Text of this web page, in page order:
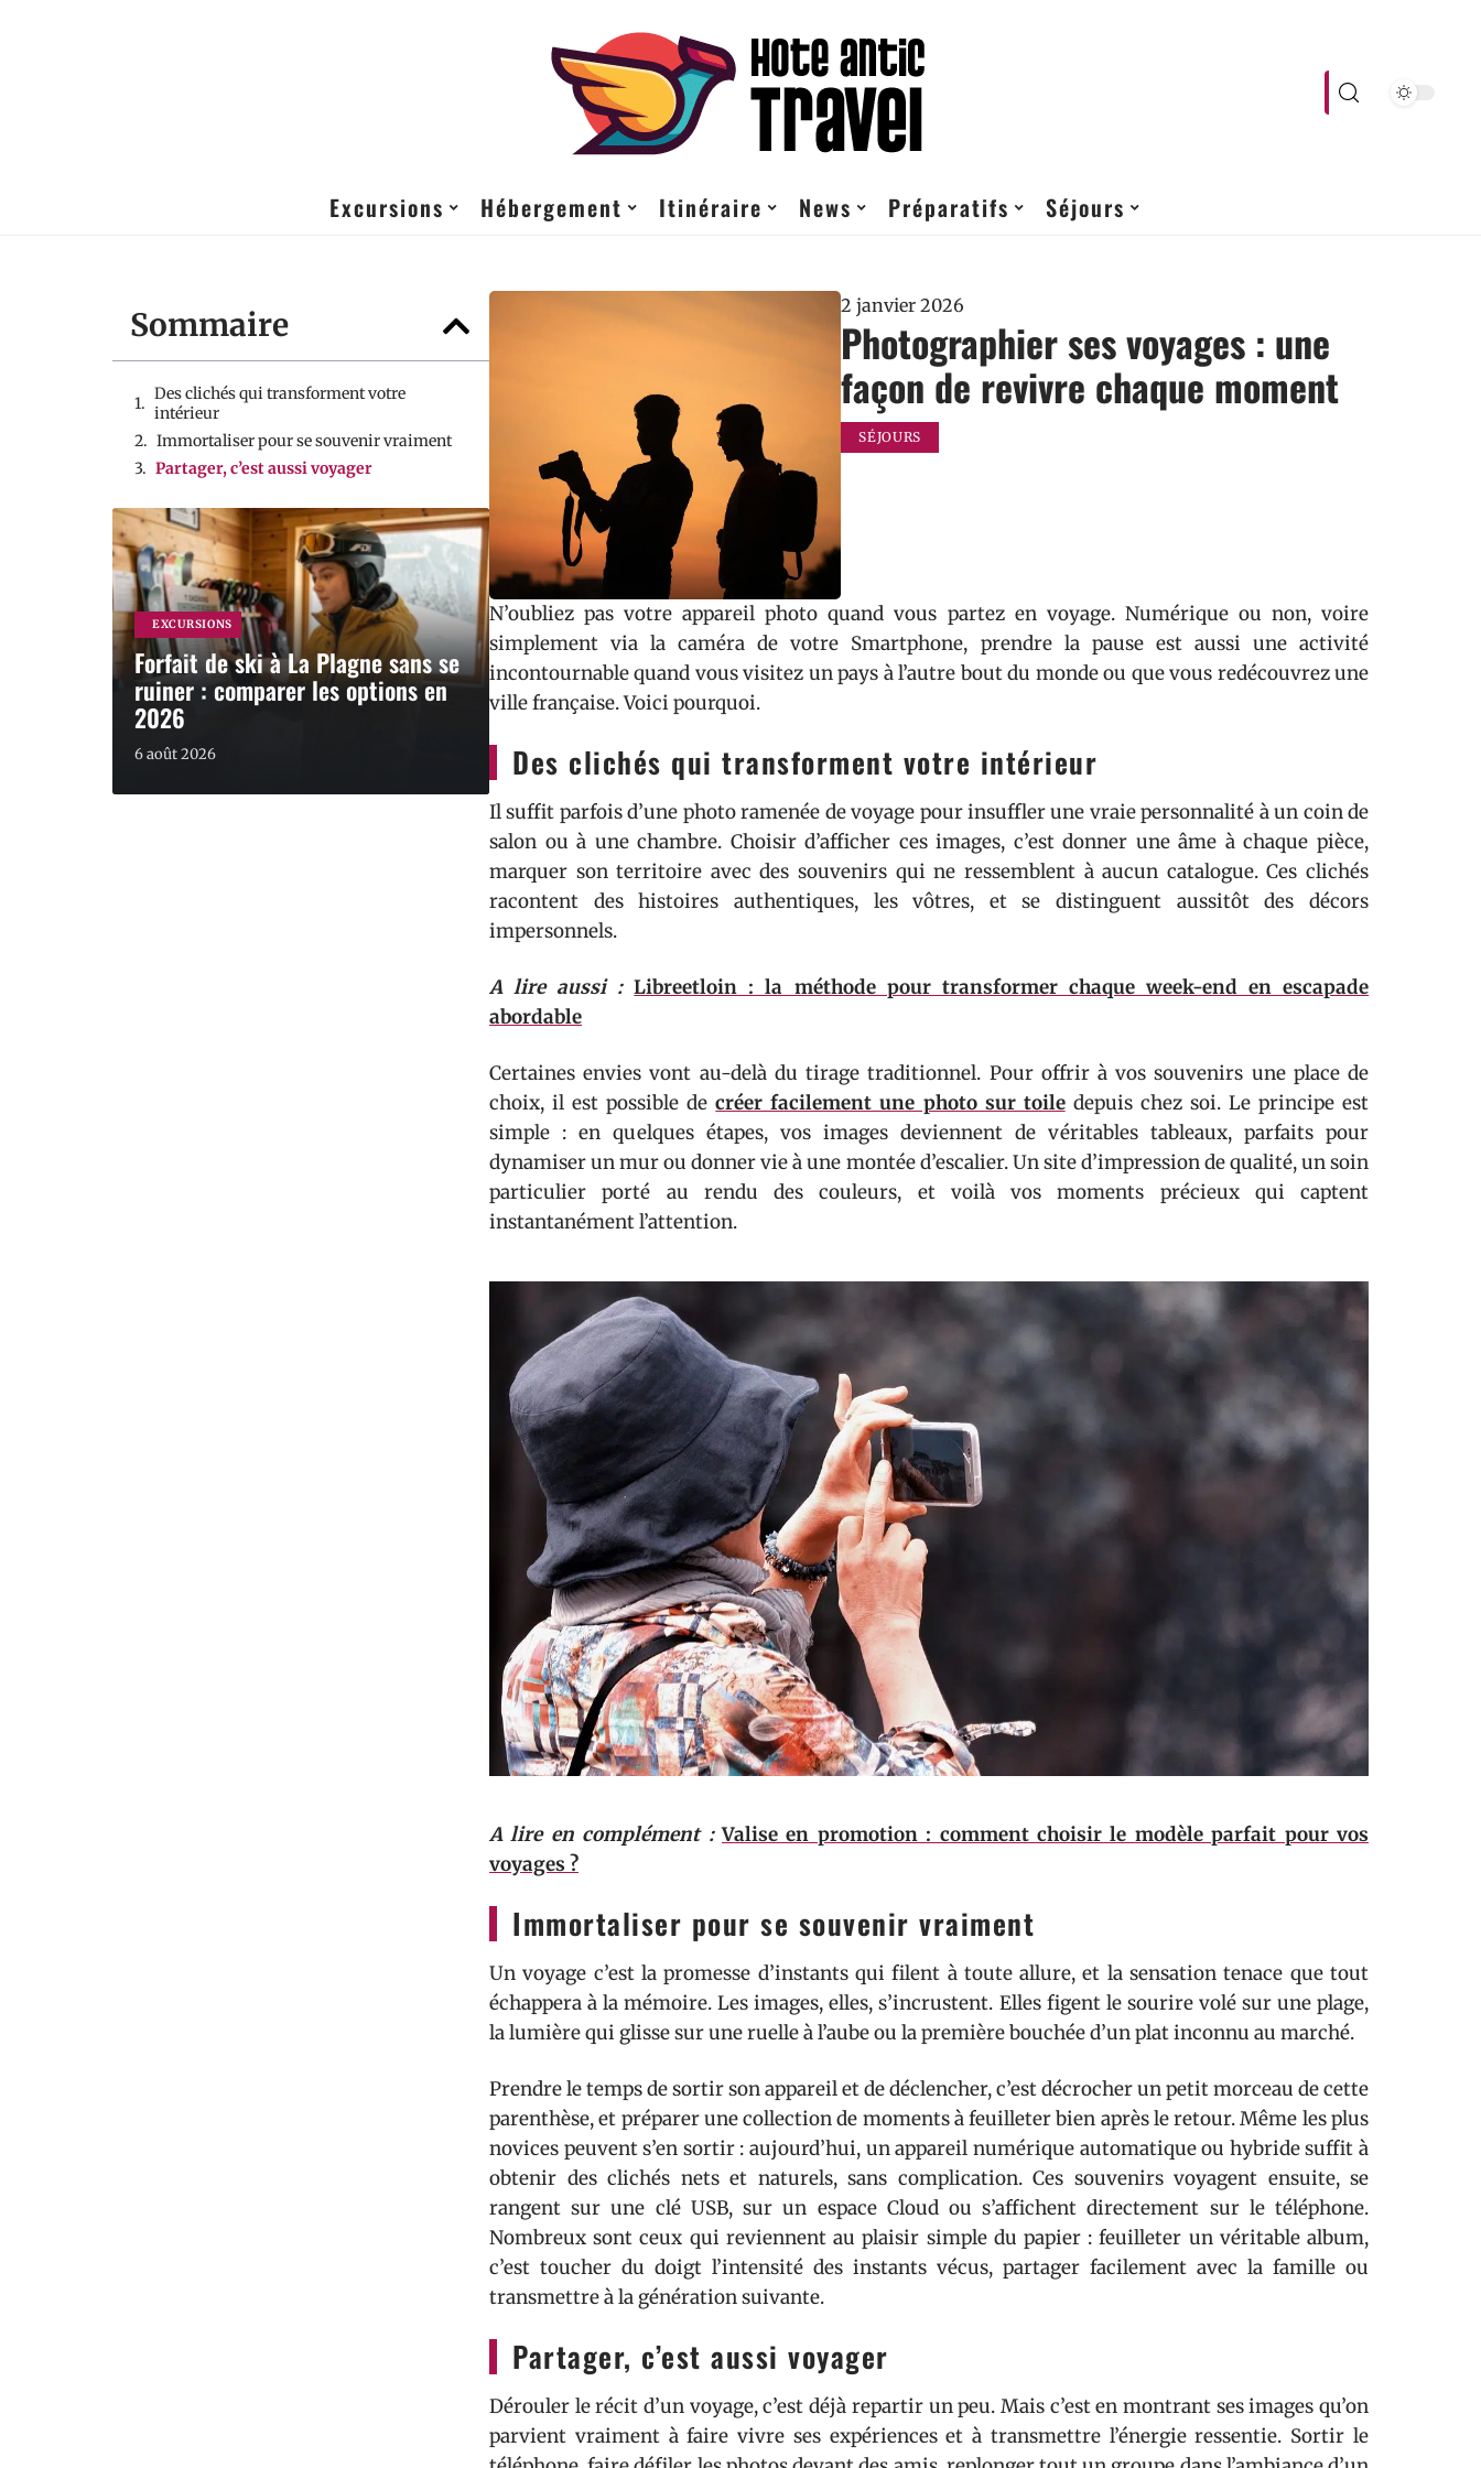
Excursions Hébergement Itinéraire News Préparatifs Séjours
Sommaire
Des clichés qui transforment votre
intérieur
Immortaliser pour se souvenir vraiment
Partager, c’est aussi voyager
EXCURSIONS
Forfait de ski à La Plagne sans se
ruiner : comparer les options en
2026
6 août 2026
2 janvier 2026
Photographier ses voyages : une
façon de revivre chaque moment
SÉJOURS
N’oubliez pas votre appareil photo quand vous partez en voyage. Numérique ou non, voire
simplement via la caméra de votre Smartphone, prendre la pause est aussi une activité
incontournable quand vous visitez un pays à l’autre bout du monde ou que vous redécouvrez une
ville française. Voici pourquoi.
Des clichés qui transforment votre intérieur
Il suffit parfois d’une photo ramenée de voyage pour insuffler une vraie personnalité à un coin de
salon ou à une chambre. Choisir d’afficher ces images, c’est donner une âme à chaque pièce,
marquer son territoire avec des souvenirs qui ne ressemblent à aucun catalogue. Ces clichés
racontent des histoires authentiques, les vôtres, et se distinguent aussitôt des décors
impersonnels.
A lire aussi : Libreetloin : la méthode pour transformer chaque week-end en escapade
abordable
Certaines envies vont au-delà du tirage traditionnel. Pour offrir à vos souvenirs une place de
choix, il est possible decréer facilement une photo sur toiledepuis chez soi. Le principe est
simple : en quelques étapes, vos images deviennent de véritables tableaux, parfaits pour
dynamiser un mur ou donner vie à une montée d’escalier. Un site d’impression de qualité, un soin
particulier porté au rendu des couleurs, et voilà vos moments précieux qui captent
instantanément l’attention.
A lire en complément : Valise en promotion : comment choisir le modèle parfait pour vos
voyages ?
Immortaliser pour se souvenir vraiment
Un voyage c’est la promesse d’instants qui filent à toute allure, et la sensation tenace que tout
échappera à la mémoire. Les images, elles, s’incrustent. Elles figent le sourire volé sur une plage,
la lumière qui glisse sur une ruelle à l’aube ou la première bouchée d’un plat inconnu au marché.
Prendre le temps de sortir son appareil et de déclencher, c’est décrocher un petit morceau de cette
parenthèse, et préparer une collection de moments à feuilleter bien après le retour. Même les plus
novices peuvent s’en sortir : aujourd’hui, un appareil numérique automatique ou hybride suffit à
obtenir des clichés nets et naturels, sans complication. Ces souvenirs voyagent ensuite, se
rangent sur une clé USB, sur un espace Cloud ou s’affichent directement sur le téléphone.
Nombreux sont ceux qui reviennent au plaisir simple du papier : feuilleter un véritable album,
c’est toucher du doigt l’intensité des instants vécus, partager facilement avec la famille ou
transmettre à la génération suivante.
Partager, c’est aussi voyager
Dérouler le récit d’un voyage, c’est déjà repartir un peu. Mais c’est en montrant ses images qu’on
parvient vraiment à faire vivre ses expériences et à transmettre l’énergie ressentie. Sortir le